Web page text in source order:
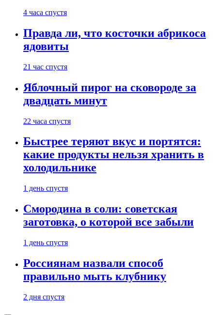
4 часа спустя
Правда ли, что косточки абрикоса
ядовиты
21 час спустя
Яблочный пирог на сковороде за
двадцать минут
22 часа спустя
Быстрее теряют вкус и портятся:
какие продукты нельзя хранить в
холодильнике
1 день спустя
Смородина в соли: советская
заготовка, о которой все забыли
1 день спустя
Россиянам назвали способ
правильно мыть клубнику
2 дня спустя